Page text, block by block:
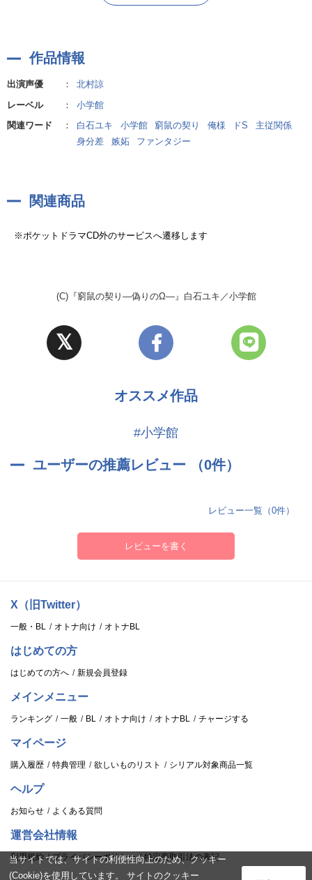
作品情報
出演声優 ：
北村諒
レーベル
：
小学館
関連ワード
： 白石ユキ 小学館 窮鼠の契り 俺様 ドS
主従関係
身分差
嫉妬 ファンタジー
関連商品
※ポケットドラマCD外のサービスへ遷移します
(C)『窮鼠の契り―偽りのΩ―』白石ユキ／小学館
オススメ作品
#小学館
ユーザーの推薦レビュー （0件）
レビュー一覧（0件）
レビューを書く
X（旧Twitter）
一般・BL オトナ向け オトナBL
はじめての方
はじめての方へ 新規会員登録
メインメニュー
ランキング 一般 BL オトナ向け オトナBL チャージする
マイページ
購入履歴 特典管理 欲しいものリスト シリアル対象商品一覧
ヘルプ
お知らせ よくある質問
運営会社情報
利用規約 プライバシーポリシー 特定商取引法の表記
当サイトでは、サイトの利便性向上のため、クッキー
(Cookie)を使用しています。 サイトのクッキー